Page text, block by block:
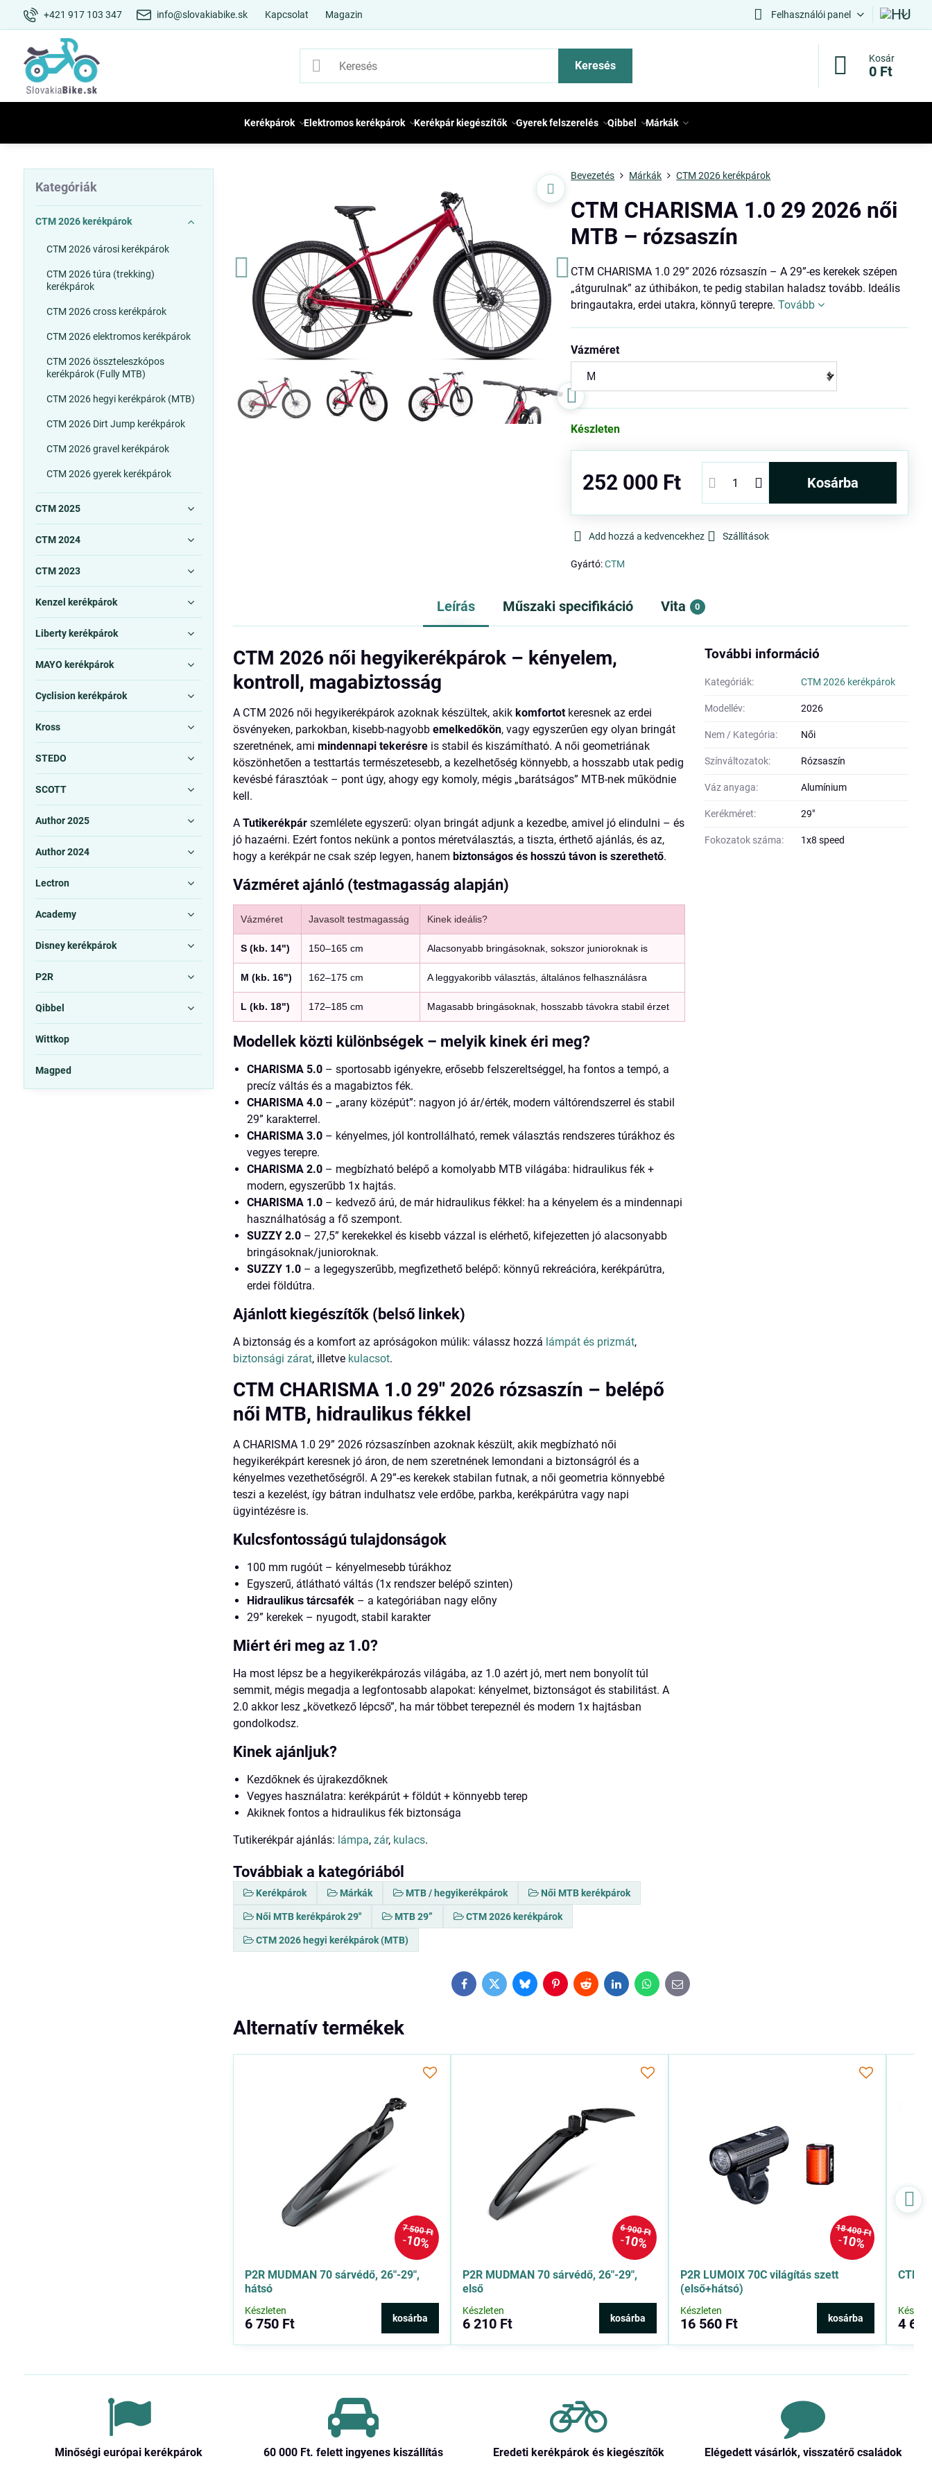
+421 917 103 347 info@slovakiabike.sk Kapcsolat Magazin Felhasználói panel
Keresés
Kosár
0 Ft
Kerékpárok Elektromos kerékpárok Kerékpár kiegészítők Gyerek felszerelés Qibbel Márkák
Bevezetés Márkák CTM 2026 kerékpárok
CTM CHARISMA 1.0 29 2026 női
MTB – rózsaszín
CTM CHARISMA 1.0 29” 2026 rózsaszín – A 29”-es kerekek szépen
„átgurulnak” az úthibákon, te pedig stabilan haladsz tovább. Ideális
bringautakra, erdei utakra, könnyű terepre.Tovább
Vázméret
Készleten
252 000 Ft kosárba
Add hozzá a kedvencekhez Szállítások
Gyártó:CTM
Leírás Műszaki specifikáció Vita 0
CTM 2026 női hegyikerékpárok – kényelem,
kontroll, magabiztosság
A CTM 2026 női hegyikerékpárok azoknak készültek, akikkomfortotkeresnek az erdei
ösvényeken, parkokban, kisebb-nagyobbemelkedőkön, vagy egyszerűen egy olyan bringát
szeretnének, amimindennapi tekerésre is stabil és kiszámítható. A női geometriának
köszönhetően a testtartás természetesebb, a kezelhetőség könnyebb, a hosszabb utak pedig
kevésbé fárasztóak – pont úgy, ahogy egy komoly, mégis „barátságos” MTB-nek működnie
kell.
ATutikerékpár szemlélete egyszerű: olyan bringát adjunk a kezedbe, amivel jó elindulni – és
jó hazaérni. Ezért fontos nekünk a pontos méretválasztás, a tiszta, érthető ajánlás, és az,
hogy a kerékpár ne csak szép legyen, hanembiztonságos és hosszú távon is szerethető.
Vázméret ajánló (testmagasság alapján)
Vázméret Javasolt testmagasság Kinek ideális?
S (kb. 14") 150–165 cm Alacsonyabb bringásoknak, sokszor junioroknak is
M (kb. 16") 162–175 cm A leggyakoribb választás, általános felhasználásra
L (kb. 18") 172–185 cm Magasabb bringásoknak, hosszabb távokra stabil érzet
Modellek közti különbségek – melyik kinek éri meg?
CHARISMA 5.0 – sportosabb igényekre, erősebb felszereltséggel, ha fontos a tempó, a
precíz váltás és a magabiztos fék.
CHARISMA 4.0 – „arany középút”: nagyon jó ár/érték, modern váltórendszerrel és stabil
29” karakterrel.
CHARISMA 3.0 – kényelmes, jól kontrollálható, remek választás rendszeres túrákhoz és
vegyes terepre.
CHARISMA 2.0 – megbízható belépő a komolyabb MTB világába: hidraulikus fék +
modern, egyszerűbb 1x hajtás.
CHARISMA 1.0 – kedvező árú, de már hidraulikus fékkel: ha a kényelem és a mindennapi
használhatóság a fő szempont.
SUZZY 2.0 – 27,5” kerekekkel és kisebb vázzal is elérhető, kifejezetten jó alacsonyabb
bringásoknak/junioroknak.
SUZZY 1.0 – a legegyszerűbb, megfizethető belépő: könnyű rekreációra, kerékpárútra,
erdei földútra.
Ajánlott kiegészítők (belső linkek)
A biztonság és a komfort az apróságokon múlik: válassz hozzá lámpát és prizmát,
biztonsági zárat, illetve kulacsot.
CTM CHARISMA 1.0 29" 2026 rózsaszín – belépő
női MTB, hidraulikus fékkel
A CHARISMA 1.0 29” 2026 rózsaszínben azoknak készült, akik megbízható női
hegyikerékpárt keresnek jó áron, de nem szeretnének lemondani a biztonságról és a
kényelmes vezethetőségről. A 29”-es kerekek stabilan futnak, a női geometria könnyebbé
teszi a kezelést, így bátran indulhatsz vele erdőbe, parkba, kerékpárútra vagy napi
ügyintézésre is.
Kulcsfontosságú tulajdonságok
100 mm rugóút – kényelmesebb túrákhoz
Egyszerű, átlátható váltás (1x rendszer belépő szinten)
Hidraulikus tárcsafék – a kategóriában nagy előny
29” kerekek – nyugodt, stabil karakter
Miért éri meg az 1.0?
Ha most lépsz be a hegyikerékpározás világába, az 1.0 azért jó, mert nem bonyolít túl
semmit, mégis megadja a legfontosabb alapokat: kényelmet, biztonságot és stabilitást. A
2.0 akkor lesz „következő lépcső”, ha már többet terepeznél és modern 1x hajtásban
gondolkodsz.
Kinek ajánljuk?
Kezdőknek és újrakezdőknek
Vegyes használatra: kerékpárút + földút + könnyebb terep
Akiknek fontos a hidraulikus fék biztonsága
Tutikerékpár ajánlás: lámpa,zár, kulacs.
Továbbiak a kategóriából
Kerékpárok Márkák MTB / hegyikerékpárok Női MTB kerékpárok
Női MTB kerékpárok 29" MTB 29” CTM 2026 kerékpárok
CTM 2026 hegyi kerékpárok (MTB)
További információ
Kategóriák: CTM 2026 kerékpárok
Modellév: 2026
Nem / Kategória: Női
Színváltozatok: Rózsaszín
Váz anyaga: Alumínium
Kerékméret: 29"
Fokozatok száma: 1x8 speed
FacebookTwitterBlueskyPinterestRedditLinkedInWhatsApp
E-
mail
Alternatív termékek
7 500 Ft
10%
P2R MUDMAN 70 sárvédő, 26″-29″,
hátsó
Készleten
6 750 Ft kosárba
6 900 Ft
10%
P2R MUDMAN 70 sárvédő, 26″-29″,
első
Készleten
6 210 Ft kosárba
18 400 Ft
10%
P2R LUMOIX 70C világítás szett
(első+hátsó)
Készleten
16 560 Ft kosárba
CTM
4
Kategóriák
CTM 2026 kerékpárok
CTM 2026 városi kerékpárok
CTM 2026 túra (trekking)
kerékpárok
CTM 2026 cross kerékpárok
CTM 2026 elektromos kerékpárok
CTM 2026 összteleszkópos
kerékpárok (Fully MTB)
CTM 2026 hegyi kerékpárok (MTB)
CTM 2026 Dirt Jump kerékpárok
CTM 2026 gravel kerékpárok
CTM 2026 gyerek kerékpárok
CTM 2025
CTM 2024
CTM 2023
Kenzel kerékpárok
Liberty kerékpárok
MAYO kerékpárok
Cyclision kerékpárok
Kross
STEDO
SCOTT
Author 2025
Author 2024
Lectron
Academy
Disney kerékpárok
P2R
Qibbel
Wittkop
Magped
Minőségi európai kerékpárok 60 000 Ft​. felett ingyenes kiszállítás Eredeti kerékpárok és kiegészítők Elégedett vásárlók, visszatérő családok